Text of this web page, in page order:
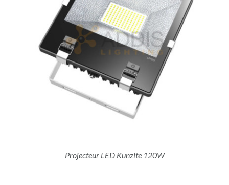
Projecteur LED Kunzite 120W